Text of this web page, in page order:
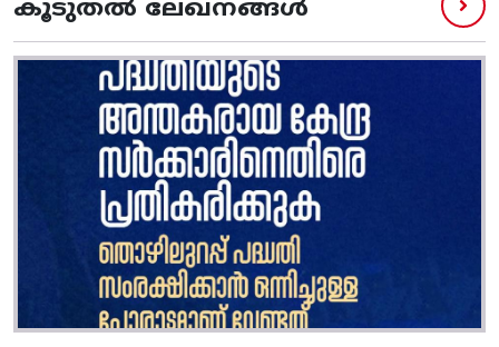
കൂടുതൽ ലേഖനങ്ങൾ